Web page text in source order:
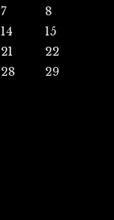
7
8
14
15
21
22
28
29